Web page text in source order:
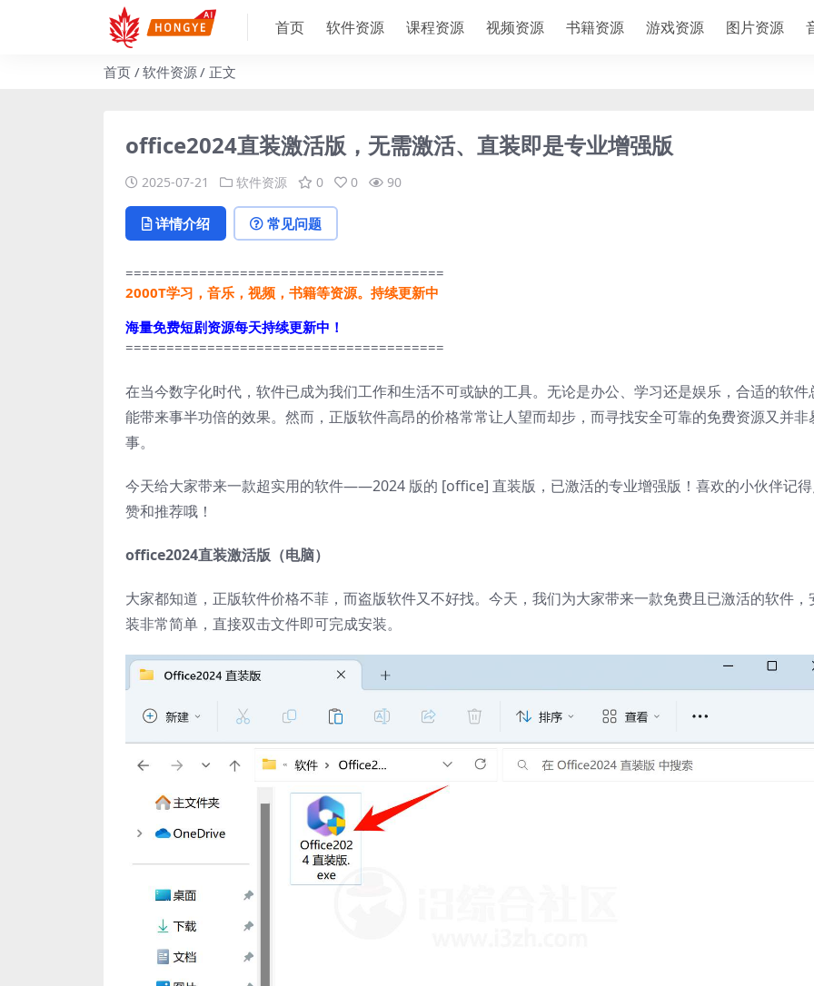
首页 软件资源 课程资源 视频资源 书籍资源 游戏资源 图片资源
首页 软件资源 正文
office2024直装激活版，无需激活、直装即是专业增强版
2025-07-21 软件资源 0 0 90
详情介绍 常见问题
=======================================
2000T学习，音乐，视频，书籍等资源。持续更新中
海量免费短剧资源每天持续更新中！
=======================================
在当今数字化时代，软件已成为我们工作和生活不可或缺的工具。无论是办公、学习还是娱乐，合适的软件
能带来事半功倍的效果。然而，正版软件高昂的价格常常让人望而却步，而寻找安全可靠的免费资源又并非
事。
今天给大家带来一款超实用的软件——2024 版的 [office] 直装版，已激活的专业增强版！喜欢的小伙伴记
赞和推荐哦！
office2024直装激活版（电脑）
大家都知道，正版软件价格不菲，而盗版软件又不好找。今天，我们为大家带来一款免费且已激活的软件，
装非常简单，直接双击文件即可完成安装。